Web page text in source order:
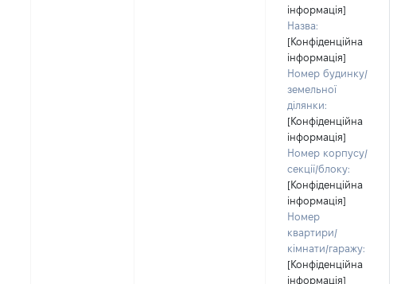
інформація]
Назва:
[Конфіденційна
інформація]
Номер будинку/
земельної
ділянки:
[Конфіденційна
інформація]
Номер корпусу/
секції/блоку:
[Конфіденційна
інформація]
Номер
квартири/
кімнати/гаражу:
[Конфіденційна
інформація]